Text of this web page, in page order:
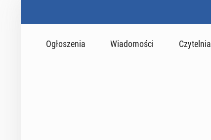
Ogłoszenia Wiadomości Czytelnia